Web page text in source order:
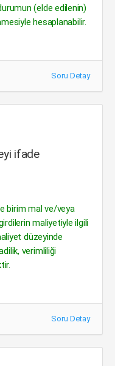
(elde edilenin)
hesaplanabilir.
Soru Detay
ifade
birim mal ve/veya
maliyetiyle ilgili
düzeyinde
verimliliği
Soru Detay